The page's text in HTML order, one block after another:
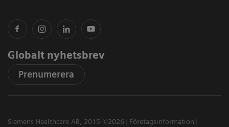
Globalt nyhetsbrev
Prenumerera
Siemens Healthcare AB, 2015 ©2026
Företagsinformation